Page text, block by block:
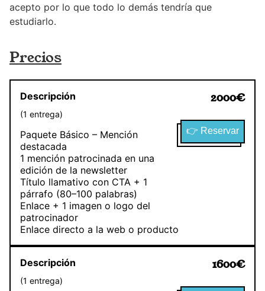
acepto por lo que todo lo demás tendría que
estudiarlo.
Precios
Descripción
(1 entrega)
Paquete Básico – Mención
destacada
1 mención patrocinada en una
edición de la newsletter
Título llamativo con CTA + 1
párrafo (80–100 palabras)
Enlace + 1 imagen o logo del
patrocinador
Enlace directo a la web o producto
2000€
👉 Reservar
Descripción
(1 entrega)
1600€